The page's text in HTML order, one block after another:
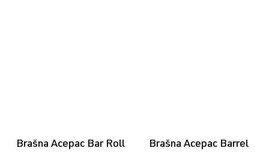
Brašna Acepac Bar Roll
Brašna Acepac Barrel